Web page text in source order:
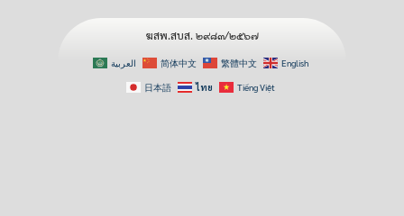
ฆสพ.สบส. ๒๙๘๓/๒๕๖๗
العربية 简体中文 繁體中文 English
日本語 ไทย Tiếng Việt